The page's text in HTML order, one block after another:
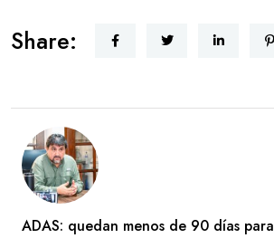
Share:
ADAS: quedan menos de 90 días para